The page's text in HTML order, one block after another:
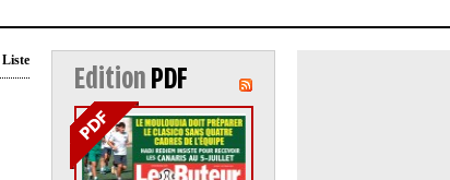
Liste
Edition PDF